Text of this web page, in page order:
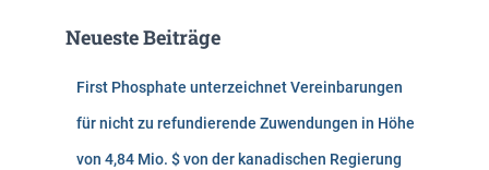
n
Neueste Beiträge
First Phosphate unterzeichnet Vereinbarungen
für nicht zu refundierende Zuwendungen in Höhe
von 4,84 Mio. $ von der kanadischen Regierung